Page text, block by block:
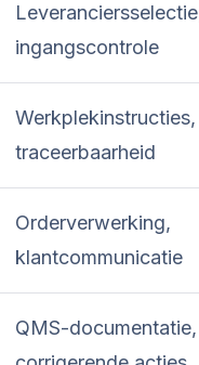
ingangscontrole
Werkplekinstructies,
traceerbaarheid
Orderverwerking,
klantcommunicatie
QMS-documentatie,